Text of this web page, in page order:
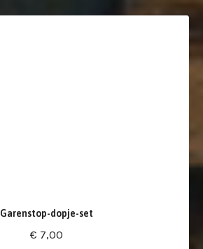
Garenstop-dopje-set
€ 7,00